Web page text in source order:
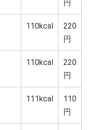
円
110kcal
220
円
110kcal
220
円
111kcal
110
円